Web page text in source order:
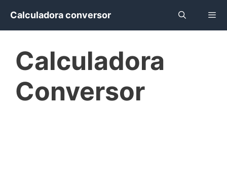
contenido
Calculadora conversor
Calculadora
Conversor